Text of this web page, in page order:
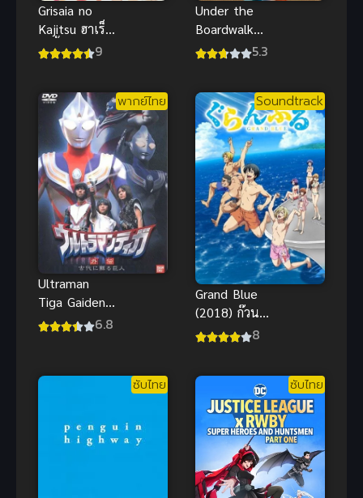
Grisaia no
Kajitsu ฮาเร็ม
ในรั้วโรงเรียน
9
Under the
Boardwalk
ซับไทย อนิ
น้อยริม
ชายหาดน่าดู
5.3
พากย์ไทย
Ultraman
Tiga Gaiden
Revival อุลต
พากย์ไทยสุดๆ
6.8
Soundtrack
Grand Blue
(2018) ก๊วน
ป่วนชวนบุ๋งบุ๋ง
8
ซับไทย ซับไทย